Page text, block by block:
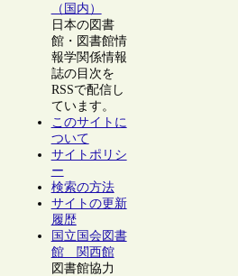
（国内）
日本の図書
館・図書館情
報学関係情報
誌の目次を
RSSで配信し
ています。
このサイトに
ついて
サイトポリシ
ー
検索の方法
サイトの更新
履歴
国立国会図書
館 関西館
図書館協力